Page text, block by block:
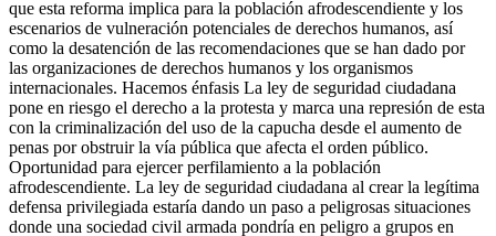
que esta reforma implica para la población afrodescendiente y los
escenarios de vulneración potenciales de derechos humanos, así
como la desatención de las recomendaciones que se han dado por
las organizaciones de derechos humanos y los organismos
internacionales. Hacemos énfasis La ley de seguridad ciudadana
pone en riesgo el derecho a la protesta y marca una represión de esta
con la criminalización del uso de la capucha desde el aumento de
penas por obstruir la vía pública que afecta el orden público.
Oportunidad para ejercer perfilamiento a la población
afrodescendiente. La ley de seguridad ciudadana al crear la legítima
defensa privilegiada estaría dando un paso a peligrosas situaciones
donde una sociedad civil armada pondría en peligro a grupos en